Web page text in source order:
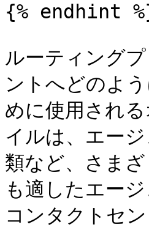
{% endhint
ルーティング
ントへどのよ
めに使用され
イルは、エー
類など、さま
も適したエー
コンタクトセ